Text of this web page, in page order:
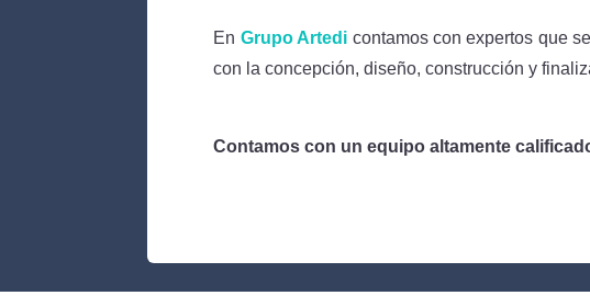
En Grupo Artedi contamos con expertos que
con la concepción, diseño, construcción y
Contamos con unequipo altamente